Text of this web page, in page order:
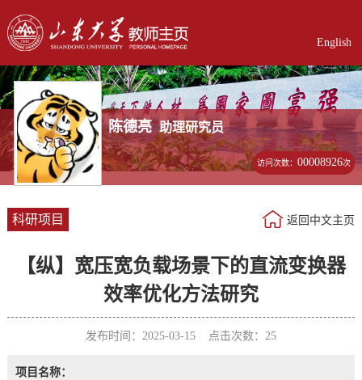
English
陈德亮 助理研究员
访问次数：00008926次
科研项目 返回中文主页
【纵】宽压宽负载场景下的直流变换器
效率优化方法研究
发布时间：2025-03-15 点击次数： 25
项目名称：